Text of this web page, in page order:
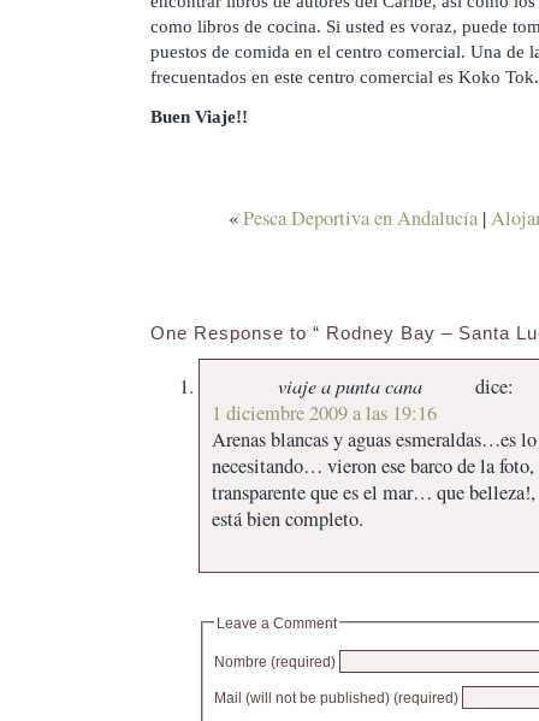
como libros de cocina. Si usted es voraz, puede
puestos de comida en el centro comercial. Una de
frecuentados en este centro comercial es Koko Tok.
Buen Viaje!!
«Pesca Deportiva en Andalucía|
One Response to “ Rodney Bay – Santa
viaje a punta cana
dice:
1 diciembre 2009 a las 19:16
Arenas blancas y aguas esmeraldas…es
necesitando… vieron ese barco de la
transparente que es el mar… que
está bien completo.
Leave a Comment
Nombre (required)
Mail (will not be published) (required)